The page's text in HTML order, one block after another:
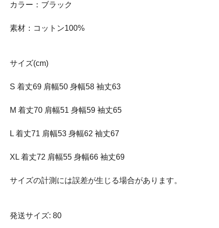
カラー：ブラック
素材：コットン100%
サイズ(cm)
S 着丈69 肩幅50 身幅58 袖丈63
M 着丈70 肩幅51 身幅59 袖丈65
L 着丈71 肩幅53 身幅62 袖丈67
XL 着丈72 肩幅55 身幅66 袖丈69
サイズの計測には誤差が生じる場合があります。
発送サイズ: 80